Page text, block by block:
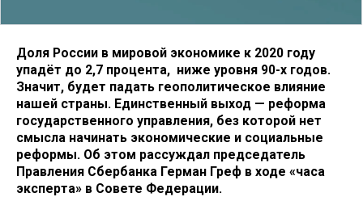
Доля России в мировой экономике к 2020 году
упадёт до 2,7 процента, ниже уровня 90-х годов.
Значит, будет падать геополитическое влияние
нашей страны. Единственный выход — реформа
государственного управления, без которой нет
смысла начинать экономические и социальные
реформы. Об этом рассуждал председатель
Правления Сбербанка Герман Греф в ходе «часа
эксперта» в Совете Федерации.